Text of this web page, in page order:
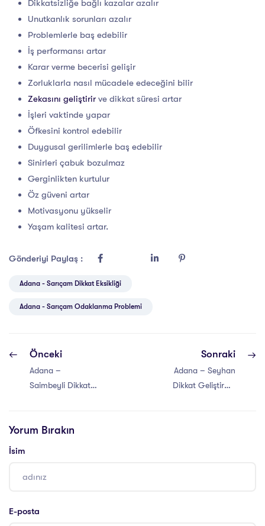
Dikkatsizliğe bağlı kazalar azalır
Unutkanlık sorunları azalır
Problemlerle baş edebilir
İş performansı artar
Karar verme becerisi gelişir
Zorluklarla nasıl mücadele edeceğini bilir
Zekasını geliştirir ve dikkat süresi artar
İşleri vaktinde yapar
Öfkesini kontrol edebilir
Duygusal gerilimlerle baş edebilir
Sinirleri çabuk bozulmaz
Gerginlikten kurtulur
Öz güveni artar
Motivasyonu yükselir
Yaşam kalitesi artar.
Gönderiyi Paylaş :
Adana - Sarıçam Dikkat Eksikliği
Adana - Sarıçam Odaklanma Problemi
Önceki
Adana –
Saimbeyli Dikkat
Sonraki
Adana – Seyhan
Dikkat Geliştirme
Yorum Bırakın
İsim
E-posta